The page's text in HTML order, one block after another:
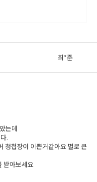
최*준
는데
.
청첩장이 이쁜거같아요 별로 큰
받아보세요